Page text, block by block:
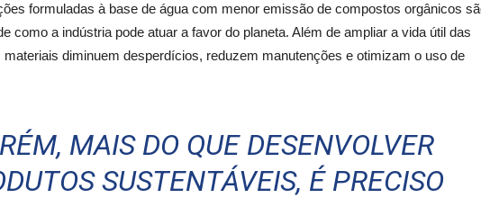
formuladas à base de água com menor emissão de compostos orgânicos
como a indústria pode atuar a favor do planeta. Além de ampliar a vida útil das
diminuem desperdícios, reduzem manutenções e otimizam o uso de
MAIS DO QUE DESENVOLVER
SUSTENTÁVEIS, É PRECISO